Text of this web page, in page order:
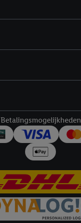
Betalingsmogelijkheden